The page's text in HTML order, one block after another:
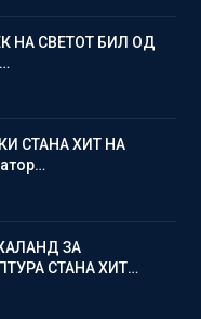
НА СВЕТОТ БИЛ ОД
СТАНА ХИТ НА
ЗА
СТАНА ХИТ…